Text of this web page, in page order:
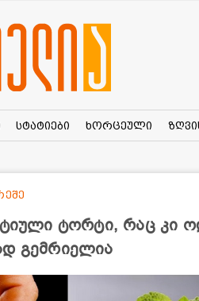
სტატიები ხორცეული
ტორტი, რაც კი
გემრიელია